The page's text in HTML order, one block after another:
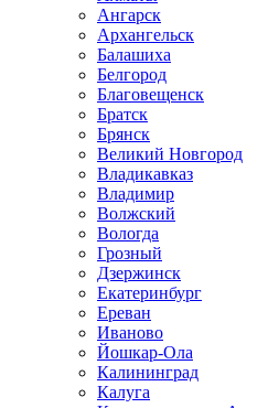
Ангарск
Архангельск
Балашиха
Белгород
Благовещенск
Братск
Брянск
Великий Новгород
Владикавказ
Владимир
Волжский
Вологда
Грозный
Дзержинск
Екатеринбург
Ереван
Иваново
Йошкар-Ола
Калининград
Калуга